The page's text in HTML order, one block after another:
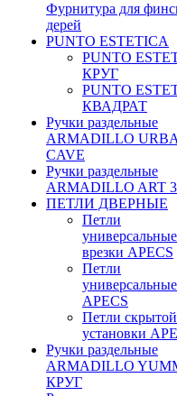
Фурнитура для
дерей
PUNTO ESTETICA
PUNTO
КРУГ
PUNTO
КВАДРАТ
Ручки раздельные
ARMADILLO
CAVE
Ручки раздельные
ARMADILLO ART
ПЕТЛИ ДВЕРНЫЕ
Петли
врезки APECS
Петли
универсальные
APECS
Петли скрытой
установки
Ручки раздельные
ARMADILLO
КРУГ